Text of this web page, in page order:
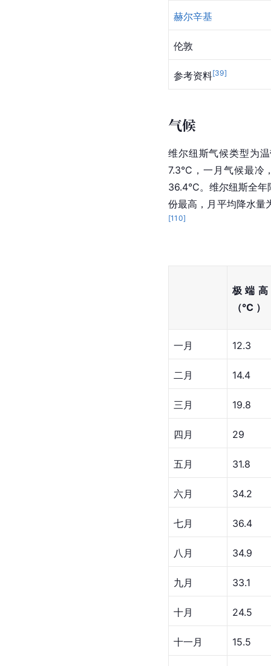
赫尔辛基
伦敦
参考资料[39]
气候
维尔纽斯气候类型为
7.3°C，一月气候最冷
36.4°C。维尔纽斯全
份最高，月平均降水量
[110]
极端高
（°C ）
一月 12.3
二月 14.4
三月 19.8
四月 29
五月 31.8
六月 34.2
七月 36.4
八月 34.9
九月 33.1
十月 24.5
十一月 15.5